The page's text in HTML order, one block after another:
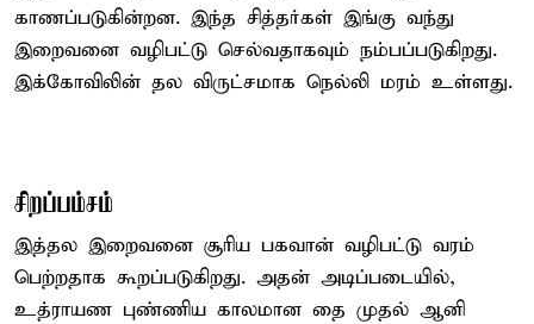
காணப்படுகின்றன. இந்த சித்தர்கள் இங்கு வந்து
இறைவனை வழிபட்டு செல்வதாகவும் நம்பப்படுகிறது.
இக்கோவிலின் தல விருட்சமாக நெல்லி மரம் உள்ளது.
சிறப்பம்சம்
இத்தல இறைவனை சூரிய பகவான் வழிபட்டு வரம்
பெற்றதாக கூறப்படுகிறது. அதன் அடிப்படையில்,
உத்ராயண புண்ணிய காலமான தை முதல் ஆனி